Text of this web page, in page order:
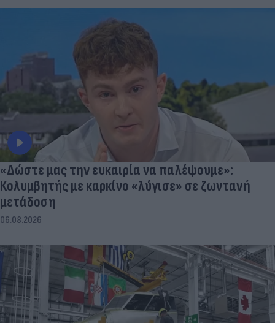
«Δώστε μας την ευκαιρία να παλέψουμε»:
Κολυμβητής με καρκίνο «λύγισε» σε ζωντανή
μετάδοση
06.08.2026